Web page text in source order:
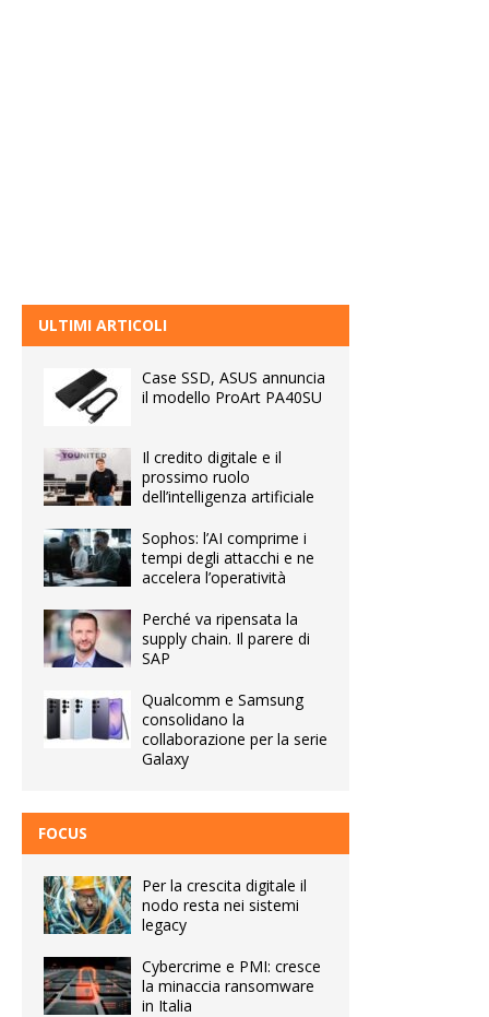
ULTIMI ARTICOLI
Case SSD, ASUS annuncia
il modello ProArt PA40SU
Il credito digitale e il
prossimo ruolo
dell’intelligenza artificiale
Sophos: l’AI comprime i
tempi degli attacchi e ne
accelera l’operatività
Perché va ripensata la
supply chain. Il parere di
SAP
Qualcomm e Samsung
consolidano la
collaborazione per la serie
Galaxy
FOCUS
Per la crescita digitale il
nodo resta nei sistemi
legacy
Cybercrime e PMI: cresce
la minaccia ransomware
in Italia